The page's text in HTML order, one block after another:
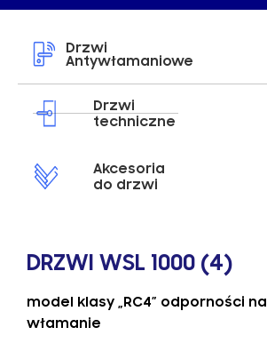
Drzwi
Antywłamaniowe
Drzwi
techniczne
Akcesoria
do drzwi
DRZWI WSL 1000 (4)
model klasy „RC4” odporności na
włamanie